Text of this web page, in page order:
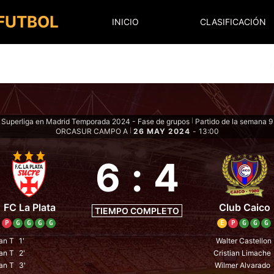
INICIO CLASIFICACIÓN
Superliga en Madrid Temporada 2024 - Fase de grupos
Partido de la semana 9
ORCASUR CAMPO A
26 MAY 2024 - 13:00
FC La Plata
P G G G G
6 : 4
TIEMPO COMPLETO Club Caico
E P G G G
T 1'
T
2'
T
3'
Walter Castellon
Cristian Limache
Wilmer Alvarado